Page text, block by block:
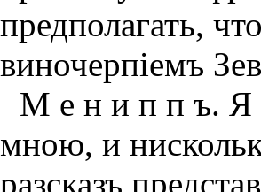
предполагать,
виночерпiемъ
М е н и п п ъ. Я
мною, и
разсказъ